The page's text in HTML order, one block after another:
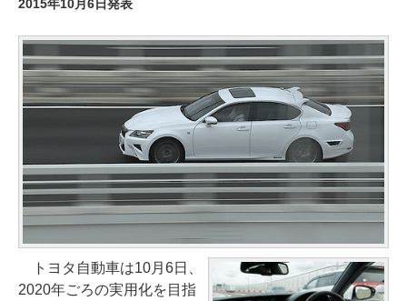
2015年10月6日発表
トヨタ自動車は10月6日、
2020年ごろの実用化を目指